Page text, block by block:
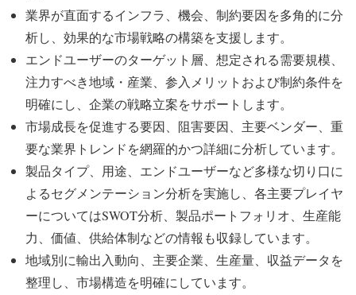
業界が直面するインフラ、機会、制約要因を多角的に分
析し、効果的な市場戦略の構築を支援します。
エンドユーザーのターゲット層、想定される需要規模、
注力すべき地域・産業、参入メリットおよび制約条件を
明確にし、企業の戦略立案をサポートします。
市場成長を促進する要因、阻害要因、主要ベンダー、重
要な業界トレンドを網羅的かつ詳細に分析しています。
製品タイプ、用途、エンドユーザーなど多様な切り口に
よるセグメンテーション分析を実施し、各主要プレイヤ
ーについてはSWOT分析、製品ポートフォリオ、生産能
力、価値、供給体制などの情報も収録しています。
地域別に輸出入動向、主要企業、生産量、収益データを
整理し、市場構造を明確にしています。